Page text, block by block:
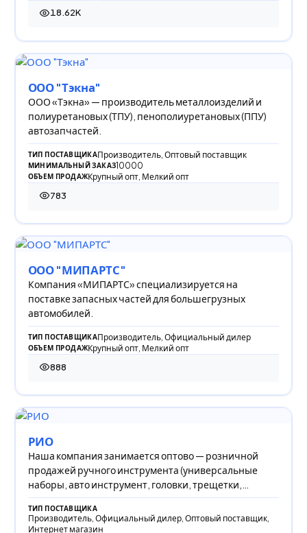
18.62K
18 623 просмотра
ООО "Тэкна"
ООО «Тэкна» — производитель металлоизделий и
полиуретановых (ТПУ), пенополиуретановых (ППУ)
автозапчастей.
ТИП ПОСТАВЩИКАПроизводитель, Оптовый поставщик
МИНИМАЛЬНЫЙ ЗАКАЗ10000
ОБЪЕМ ПРОДАЖКрупный опт, Мелкий опт
783
783 просмотра
ООО "МИПАРТС"
Компания «МИПАРТС» специализируется на
поставке запасных частей для большегрузных
автомобилей.
ТИП ПОСТАВЩИКАПроизводитель, Официальный дилер
ОБЪЕМ ПРОДАЖКрупный опт, Мелкий опт
888
888 просмотров
РИО
Наша компания занимается оптово — розничной
продажей ручного инструмента (универсальные
наборы, авто инструмент, головки, трещетки,
плоскогу
ТИП ПОСТАВЩИКА
Производитель, Официальный дилер, Оптовый поставщик,
Интернет магазин